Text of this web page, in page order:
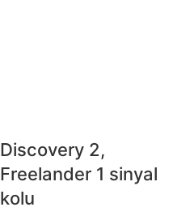
Discovery 2,
Freelander 1 sinyal
kolu